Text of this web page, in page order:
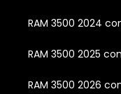
RAM 3500 2024
RAM 3500 2025
RAM 3500 2026